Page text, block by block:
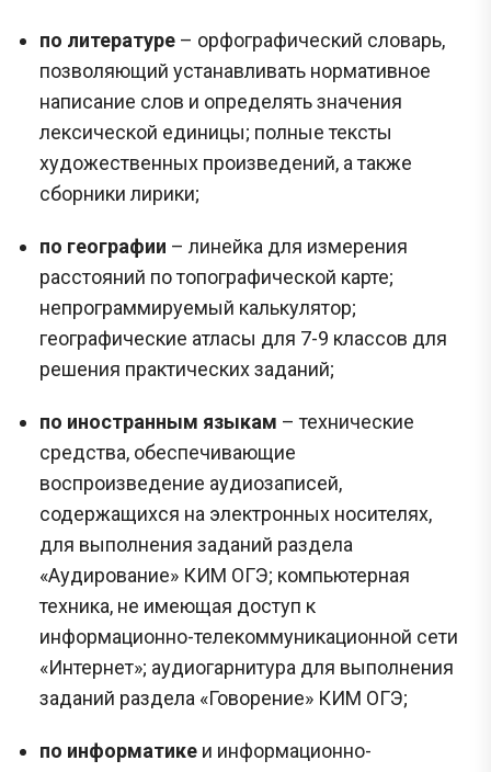
по литературе – орфографический словарь,
позволяющий устанавливать нормативное
написание слов и определять значения
лексической единицы; полные тексты
художественных произведений, а также
сборники лирики;
по географии – линейка для измерения
расстояний по топографической карте;
непрограммируемый калькулятор;
географические атласы для 7-9 классов для
решения практических заданий;
по иностранным языкам – технические
средства, обеспечивающие
воспроизведение аудиозаписей,
содержащихся на электронных носителях,
для выполнения заданий раздела
«Аудирование» КИМ ОГЭ; компьютерная
техника, не имеющая доступ к
информационно-телекоммуникационной сети
«Интернет»; аудиогарнитура для выполнения
заданий раздела «Говорение» КИМ ОГЭ;
по информатике и информационно-